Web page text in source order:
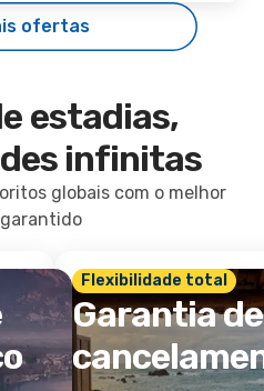
ofertas
estadias,
infinitas
globais com o melhor
Flexibilidade total
Garantia de